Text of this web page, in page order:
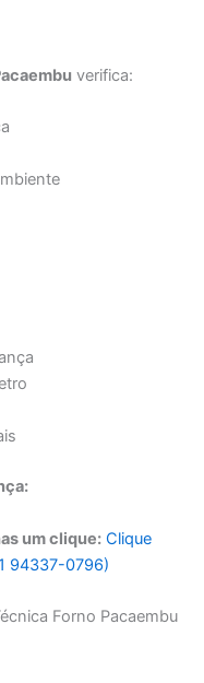
verifica:
um clique: Clique
94337-0796)
Forno Pacaembu